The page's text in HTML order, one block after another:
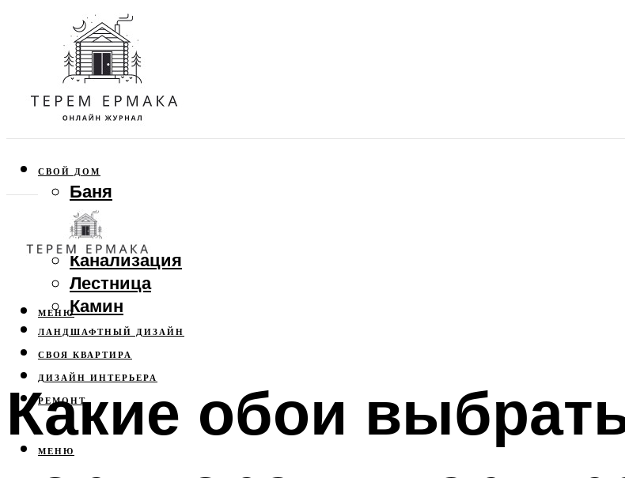
СВОЙ ДОМ
Баня
Веранда
Забор
Канализация
Лестница
Камин
ЛАНДШАФТНЫЙ ДИЗАЙН
СВОЯ КВАРТИРА
ДИЗАЙН ИНТЕРЬЕРА
РЕМОНТ
МЕНЮ
МЕНЮ
Какие обои